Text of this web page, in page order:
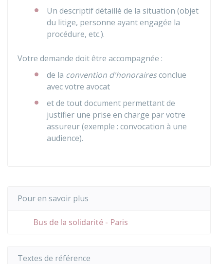
Un descriptif détaillé de la situation (objet
du litige, personne ayant engagée la
procédure, etc.).
Votre demande doit être accompagnée :
de la convention d'honorairesconclue
avec votre avocat
et de tout document permettant de
justifier une prise en charge par votre
assureur (exemple : convocation à une
audience).
Pour en savoir plus
Bus de la solidarité - Paris
Textes de référence